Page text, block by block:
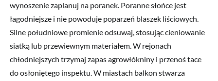
wynoszenie zaplanuj na poranek. Poranne słońce jest
łagodniejsze i nie powoduje poparzeń blaszek liściowych.
Silne południowe promienie odsuwaj, stosując cieniowanie
siatką lub przewiewnym materiałem. W rejonach
chłodniejszych trzymaj zapas agrowłókniny i przenoś tace
do osłoniętego inspektu. W miastach balkon stwarza